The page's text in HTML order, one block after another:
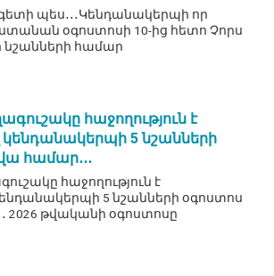
պես․․․Կենդանակերպի որ
օգոստոսի 10-ից հետո Չորս
համար
հաջողություն է
5 նշանների
համար․․․
հաջողություն է
5 նշանների օգոստոս
2026 թվականի օգոստոսը